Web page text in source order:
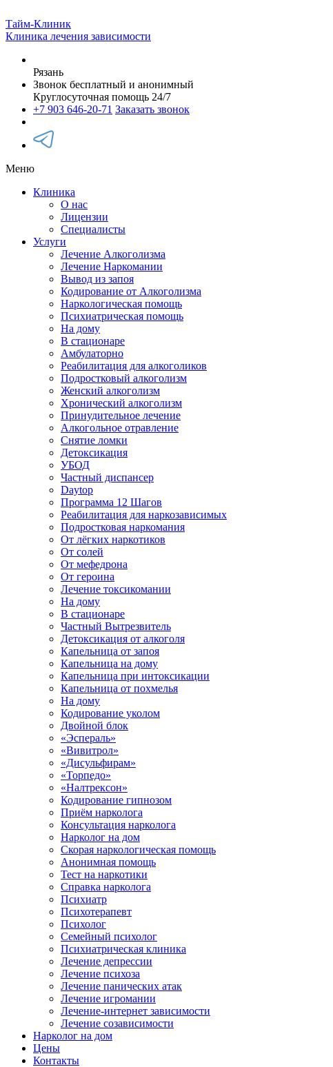
Тайм-Клиник
Клиника лечения зависимости
Рязань
Звонок бесплатный и анонимный
Круглосуточная помощь 24/7
+7 903 646-20-71 Заказать звонок
Меню
Клиника
О нас
Лицензии
Специалисты
Услуги
Лечение Алкоголизма
Лечение Наркомании
Вывод из запоя
Кодирование от Алкоголизма
Наркологическая помощь
Психиатрическая помощь
На дому
В стационаре
Амбулаторно
Реабилитация для алкоголиков
Подростковый алкоголизм
Женский алкоголизм
Хронический алкоголизм
Принудительное лечение
Алкогольное отравление
Снятие ломки
Детоксикация
УБОД
Частный диспансер
Daytop
Программа 12 Шагов
Реабилитация для наркозависимых
Подростковая наркомания
От лёгких наркотиков
От солей
От мефедрона
От героина
Лечение токсикомании
На дому
В стационаре
Частный Вытрезвитель
Детоксикация от алкоголя
Капельница от запоя
Капельница на дому
Капельница при интоксикации
Капельница от похмелья
На дому
Кодирование уколом
Двойной блок
«Эспераль»
«Вивитрол»
«Дисульфирам»
«Торпедо»
«Налтрексон»
Кодирование гипнозом
Приём нарколога
Консультация нарколога
Нарколог на дом
Скорая наркологическая помощь
Анонимная помощь
Тест на наркотики
Справка нарколога
Психиатр
Психотерапевт
Психолог
Семейный психолог
Психиатрическая клиника
Лечение депрессии
Лечение психоза
Лечение панических атак
Лечение игромании
Лечение-интернет зависимости
Лечение созависимости
Нарколог на дом
Цены
Контакты